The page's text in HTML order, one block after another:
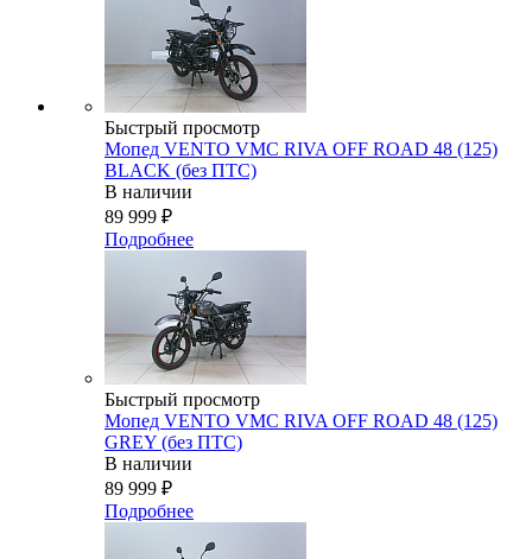
Быстрый просмотр
Мопед VENTO VMC RIVA OFF ROAD 48 (125)
BLACK (без ПТС)
В наличии
89 999 ₽
Подробнее
Быстрый просмотр
Мопед VENTO VMC RIVA OFF ROAD 48 (125)
GREY (без ПТС)
В наличии
89 999 ₽
Подробнее